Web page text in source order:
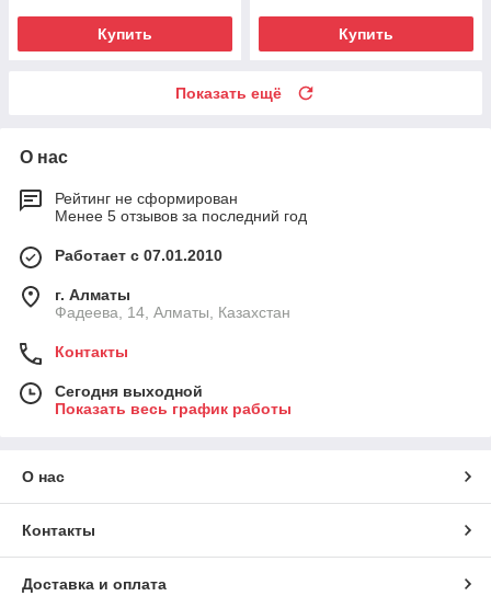
Купить Купить
Показать ещё
О нас
Рейтинг не сформирован
Менее 5 отзывов за последний год
Работает с 07.01.2010
г. Алматы
Фадеева, 14, Алматы, Казахстан
Контакты
Сегодня выходной
Показать весь график работы
О нас
Контакты
Доставка и оплата